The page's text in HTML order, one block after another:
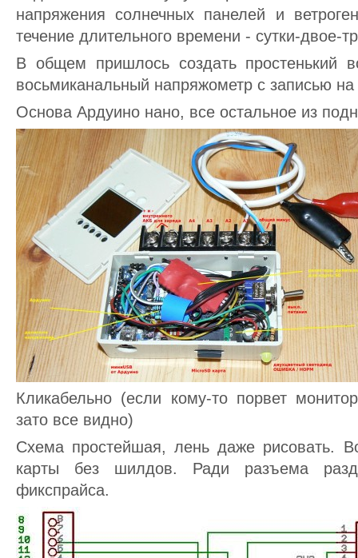
напряжения солнечных панелей и
течение длительного времени - сутки-двое-
В общем пришлось создать простенький
восьмиканальный напряжометр с записью
Основа Ардуино нано, все остальное из
Кликабельно (если кому-то порвет
зато все видно)
Схема простейшая, лень даже рисовать.
карты без шилдов. Ради разъема
фикспрайса.